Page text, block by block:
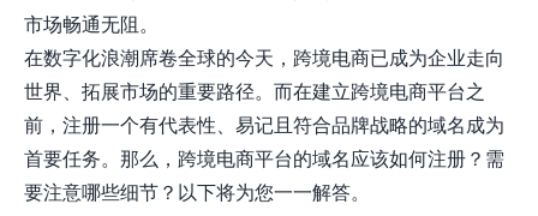
市场畅通无阻。
在数字化浪潮席卷全球的今天，跨境电商已成为企业走向
世界、拓展市场的重要路径。而在建立跨境电商平台之
前，注册一个有代表性、易记且符合品牌战略的域名成为
首要任务。那么，跨境电商平台的域名应该如何注册？需
要注意哪些细节？以下将为您一一解答。